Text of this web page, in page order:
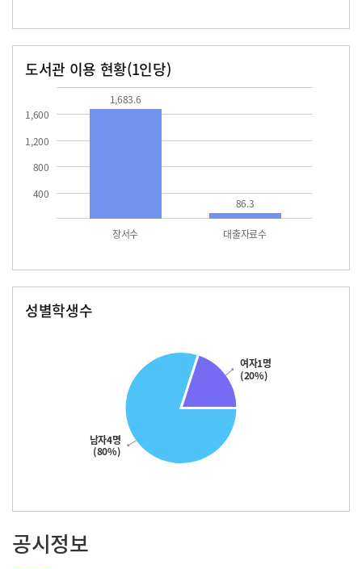
도서관 이용 현황(1인당)
400
800
1,200
1,600
장서수 대출자료수
1,683.6
86.3
성별학생수
남자4명
(80%)
여자1명
(20%)
공시정보